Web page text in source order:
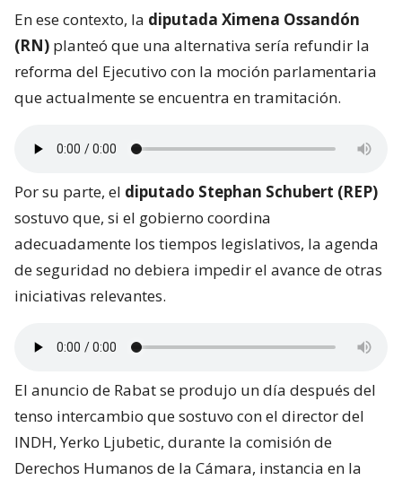
En ese contexto, la diputada Ximena Ossandón
(RN) planteó que una alternativa sería refundir la
reforma del Ejecutivo con la moción parlamentaria
que actualmente se encuentra en tramitación.
Por su parte, el diputado Stephan Schubert (REP)
sostuvo que, si el gobierno coordina
adecuadamente los tiempos legislativos, la agenda
de seguridad no debiera impedir el avance de otras
iniciativas relevantes.
El anuncio de Rabat se produjo un día después del
tenso intercambio que sostuvo con el director del
INDH, Yerko Ljubetic, durante la comisión de
Derechos Humanos de la Cámara, instancia en la